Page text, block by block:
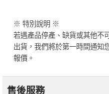
※ 特別說明 ※
若遇產品停產、缺貨或其他不
出貨，我們將於第一時間通知
報價。
售後服務